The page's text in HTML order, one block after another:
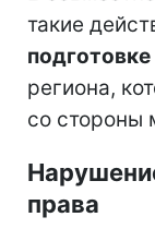
такие
региона,
со стороны
права